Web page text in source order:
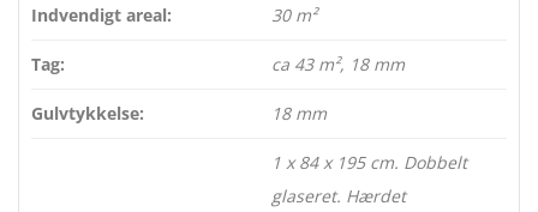
Indvendigt areal: 30 m²
Tag: ca 43 m², 18 mm
Gulvtykkelse: 18 mm
1 x 84 x 195 cm. Dobbelt
glaseret. Hærdet